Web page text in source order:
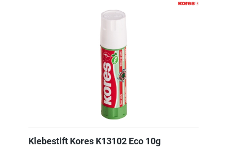
Klebestift Kores K13102 Eco 10g